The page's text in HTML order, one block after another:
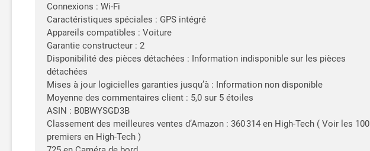
Connexions : Wi-Fi
Caractéristiques spéciales : GPS intégré
Appareils compatibles : Voiture
Garantie constructeur : 2
Disponibilité des pièces détachées : Information indisponible sur les pièces
détachées
Mises à jour logicielles garanties jusqu’à : Information non disponible
Moyenne des commentaires client : 5,0 sur 5 étoiles
ASIN : B0BWYSGD3B
Classement des meilleures ventes d’Amazon : 360 314 en High-Tech ( Voir les 100
premiers en High-Tech )